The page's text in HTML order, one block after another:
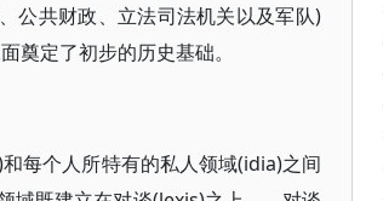
公共财政、立法司法机关以及军队)
奠定了初步的历史基础。
每个人所特有的私人领域(idia)之间